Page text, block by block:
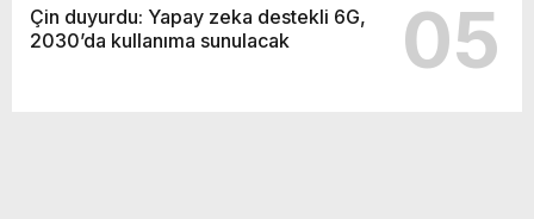
Çin duyurdu: Yapay zeka destekli 6G,
2030’da kullanıma sunulacak
05